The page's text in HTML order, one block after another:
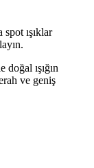
ışıklar
ışığın
ve geniş